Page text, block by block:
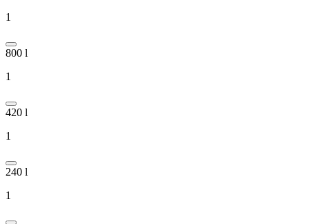
1
800 l
1
420 l
1
240 l
1